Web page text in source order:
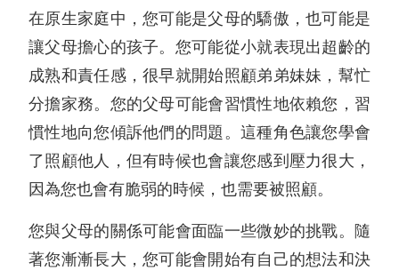
在原生家庭中，您可能是父母的驕傲，也可能是
讓父母擔心的孩子。您可能從小就表現出超齡的
成熟和責任感，很早就開始照顧弟弟妹妹，幫忙
分擔家務。您的父母可能會習慣性地依賴您，習
慣性地向您傾訴他們的問題。這種角色讓您學會
了照顧他人，但有時候也會讓您感到壓力很大，
因為您也會有脆弱的時候，也需要被照顧。
您與父母的關係可能會面臨一些微妙的挑戰。隨
著您漸漸長大，您可能會開始有自己的想法和決